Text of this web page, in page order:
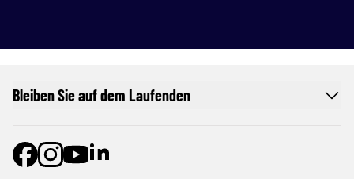
Bleiben Sie auf dem Laufenden